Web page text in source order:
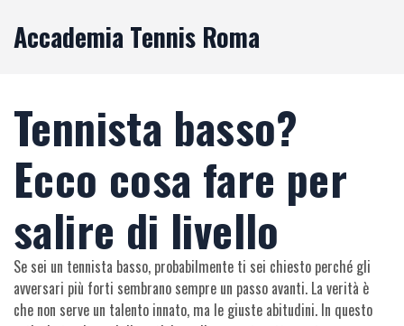
Accademia Tennis Roma
Tennista basso?
Ecco cosa fare per
salire di livello
Se sei un tennista basso, probabilmente ti sei chiesto perché gli
avversari più forti sembrano sempre un passo avanti. La verità è
che non serve un talento innato, ma le giuste abitudini. In questo